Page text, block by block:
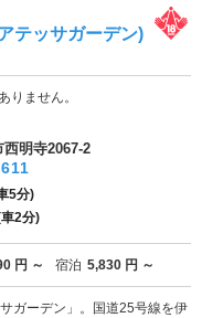
テッサガーデン)
りません。
明寺2067-2
5分)
2分)
円 ～ 宿泊 5,830 円 ～
ガーデン」。国道25号線を伊